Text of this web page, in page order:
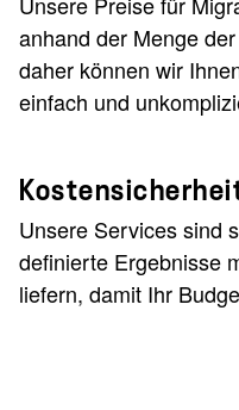
anhand der Menge
daher können wir
einfach und
Unsere Services sind
definierte Ergebnisse
liefern, damit Ihr